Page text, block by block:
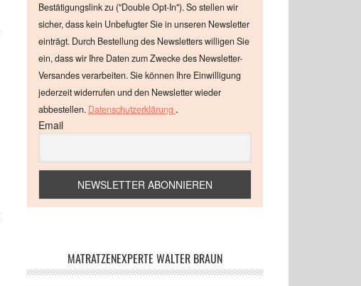
Bestätigungslink zu ("Double Opt-In"). So stellen wir
sicher, dass kein Unbefugter Sie in unseren Newsletter
einträgt. Durch Bestellung des Newsletters willigen Sie
ein, dass wir Ihre Daten zum Zwecke des Newsletter-
Versandes verarbeiten. Sie können Ihre Einwilligung
jederzeit widerrufen und den Newsletter wieder
abbestellen. Datenschutzerklärung .
Email
MATRATZENEXPERTE WALTER BRAUN